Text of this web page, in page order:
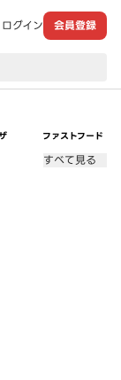
ログイン 会員登録
ファストフード
すべて見る